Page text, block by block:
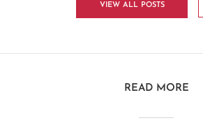
VIEW ALL POSTS
READ MORE